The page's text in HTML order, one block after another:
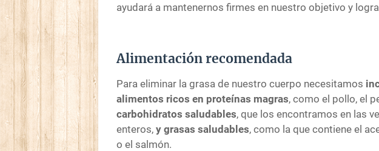
ayudará a mantenernos firmes en nuestro objetivo y
Alimentación recomendada
Para eliminar la grasa de nuestro cuerpo necesitamos
alimentos ricos en proteínas magras, como el pollo, el
carbohidratos saludables, que los encontramos en las
enteros, y grasas saludables, como la que contiene el
o el salmón.